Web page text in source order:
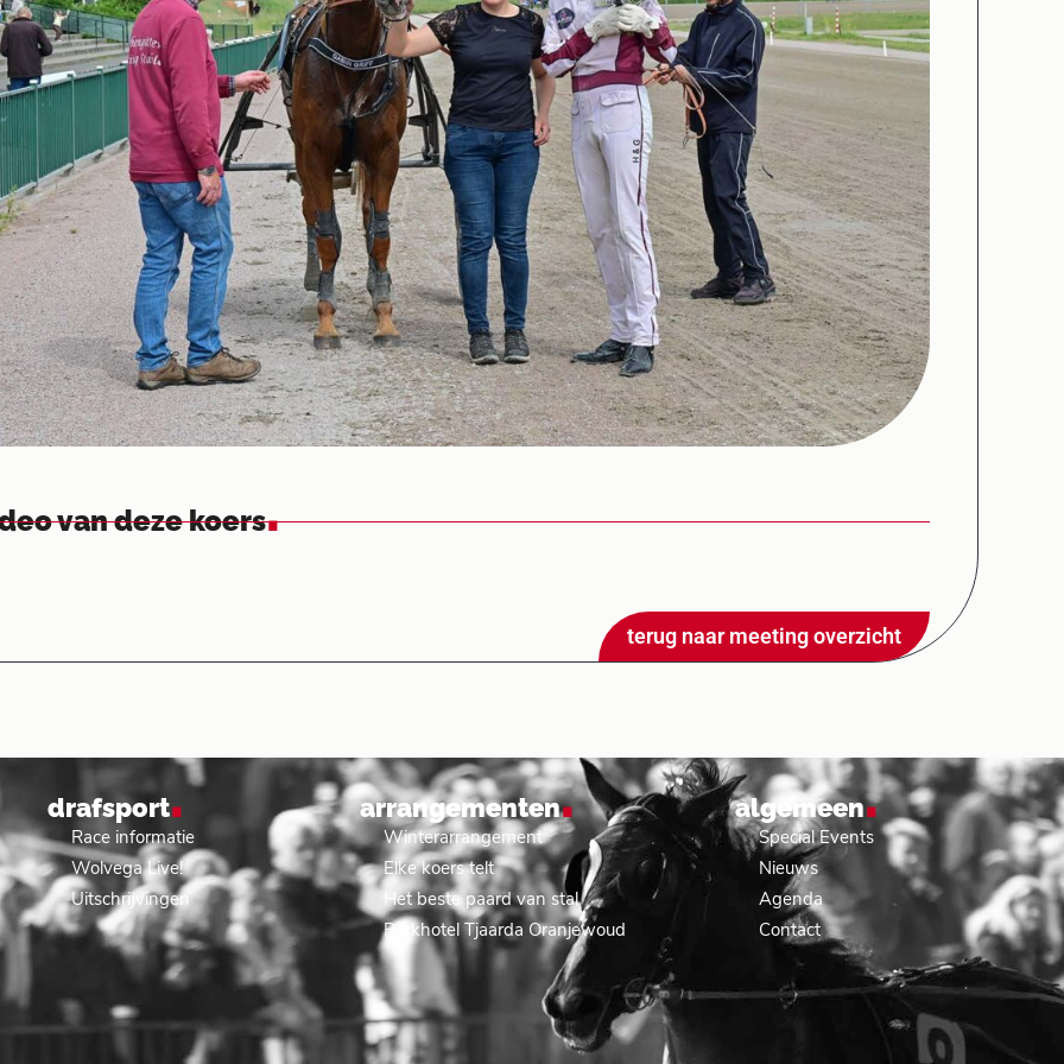
van deze koers.
terug naar meeting overzicht
drafsport.
Race informatie
Wolvega Live!
Uitschrijvingen
arrangementen.
Winterarrangement
Elke koers telt
Het beste paard van stal
Parkhotel Tjaarda Oranjewoud
algemeen.
Special Events
Nieuws
Agenda
Contact